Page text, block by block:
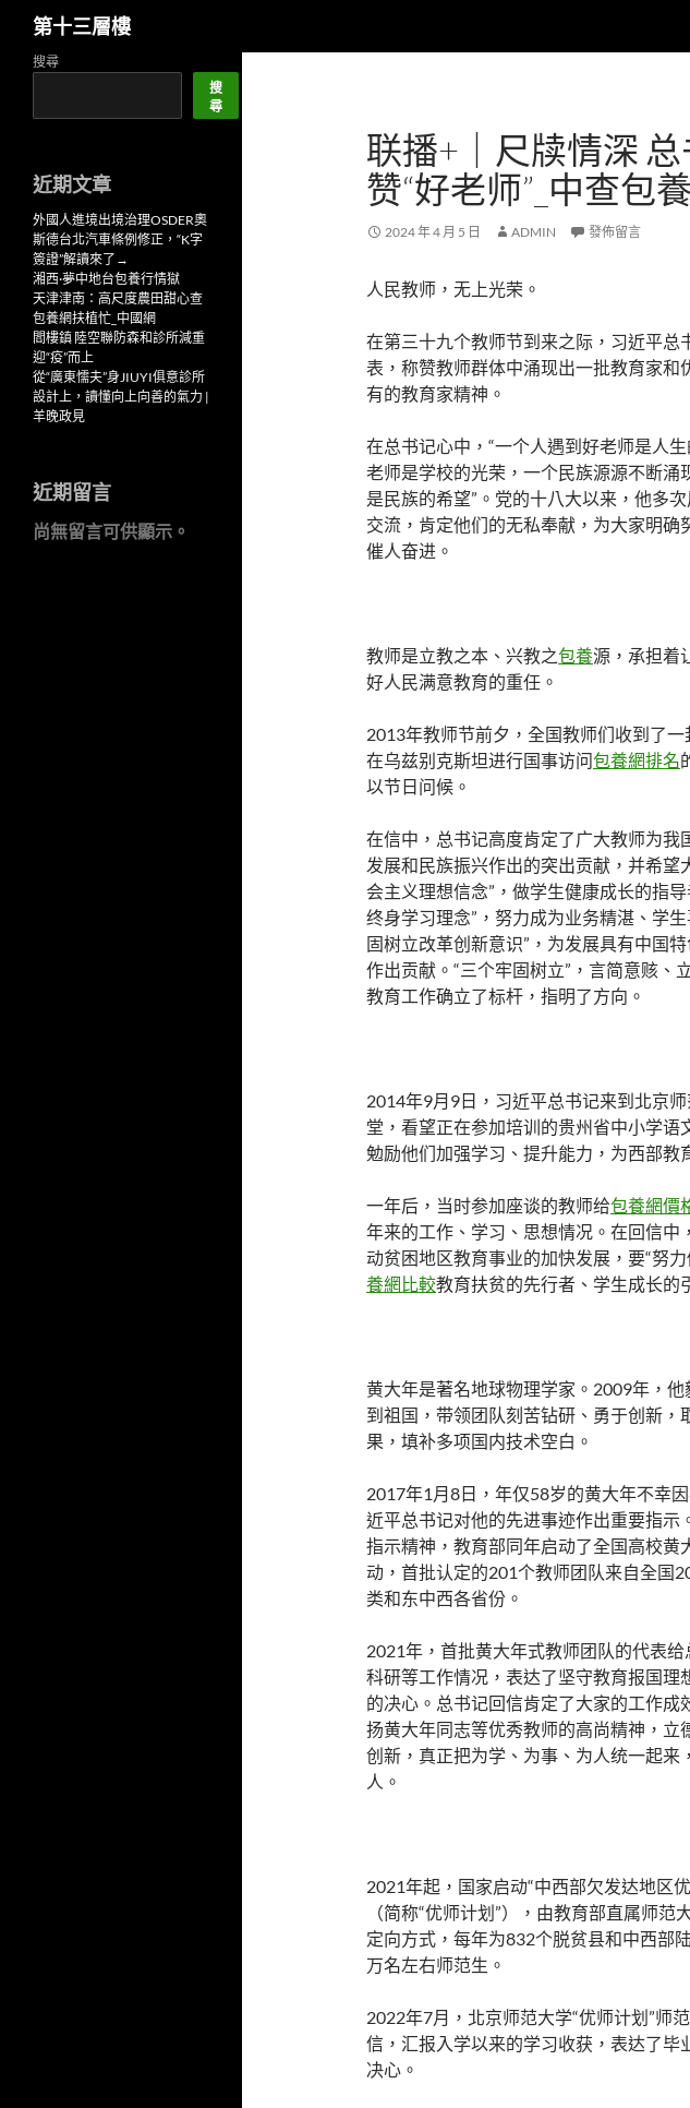
第十三層樓
联播+｜尺牍情深
赞“好老师”_中查包
2024 年 4 月 5 日 ADMIN 發佈留言
人民教师，无上光荣。
在第三十九个教师节到来之际，习近平总
表，称赞教师群体中涌现出一批教育家和
有的教育家精神。
在总书记心中，“一个人遇到好老师是人
老师是学校的光荣，一个民族源源不断涌
是民族的希望”。党的十八大以来，他多
交流，肯定他们的无私奉献，为大家明确
催人奋进。
教师是立教之本、兴教之包養源，承担着
好人民满意教育的重任。
2013年教师节前夕，全国教师们收到了
在乌兹别克斯坦进行国事访问包養網排名
以节日问候。
在信中，总书记高度肯定了广大教师为我
发展和民族振兴作出的突出贡献，并希望
会主义理想信念”，做学生健康成长的指
终身学习理念”，努力成为业务精湛、学
固树立改革创新意识”，为发展具有中国
作出贡献。“三个牢固树立”，言简意赅、
教育工作确立了标杆，指明了方向。
2014年9月9日，习近平总书记来到北京
堂，看望正在参加培训的贵州省中小学语
勉励他们加强学习、提升能力，为西部教
一年后，当时参加座谈的教师给包養網價
年来的工作、学习、思想情况。在回信中
动贫困地区教育事业的加快发展，要“努
養網比較教育扶贫的先行者、学生成长的
黄大年是著名地球物理学家。2009年，
到祖国，带领团队刻苦钻研、勇于创新，
果，填补多项国内技术空白。
2017年1月8日，年仅58岁的黄大年不幸
近平总书记对他的先进事迹作出重要指示
指示精神，教育部同年启动了全国高校黄
动，首批认定的201个教师团队来自全国
类和东中西各省份。
2021年，首批黄大年式教师团队的代表给
科研等工作情况，表达了坚守教育报国理
的决心。总书记回信肯定了大家的工作成
扬黄大年同志等优秀教师的高尚精神，立
创新，真正把为学、为事、为人统一起来
人。
2021年起，国家启动“中西部欠发达地区
（简称“优师计划”），由教育部直属师范
定向方式，每年为832个脱贫县和中西部
万名左右师范生。
2022年7月，北京师范大学“优师计划”师
信，汇报入学以来的学习收获，表达了毕
决心。
搜尋
搜
尋
近期文章
外國人進境出境治理OSDER奧
斯德台北汽車條例修正，“K字
簽證”解讀來了→
湘西·夢中地台包養行情獄
天津津南：高尺度農田甜心查
包養網扶植忙_中國網
閻樓鎮 陸空聯防森和診所減重
迎“疫”而上
從“廣東懦夫”身JIUYI俱意診所
設計上，讀懂向上向善的氣力 |
羊晚政見
近期留言
尚無留言可供顯示。